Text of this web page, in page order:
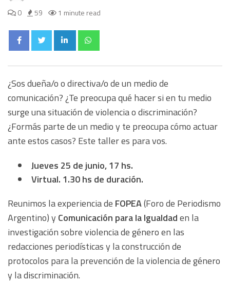
0
59 1 minute read
¿Sos dueña/o o directiva/o de un medio de
comunicación? ¿Te preocupa qué hacer si en tu medio
surge una situación de violencia o discriminación?
¿Formás parte de un medio y te preocupa cómo actuar
ante estos casos? Este taller es para vos.
Jueves 25 de junio, 17 hs.
Virtual. 1.30 hs de duración.
Reunimos la experiencia de FOPEA(Foro de Periodismo
Argentino) y Comunicación para la Igualdaden la
investigación sobre violencia de género en las
redacciones periodísticas y la construcción de
protocolos para la prevención de la violencia de género
y la discriminación.